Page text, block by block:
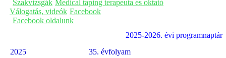
Szakvizsgák Medical taping terapeuta és oktató
Válogatás, videók Facebook
Facebook oldalunk
2025-2026. évi programnaptár
2025
35. évfolyam